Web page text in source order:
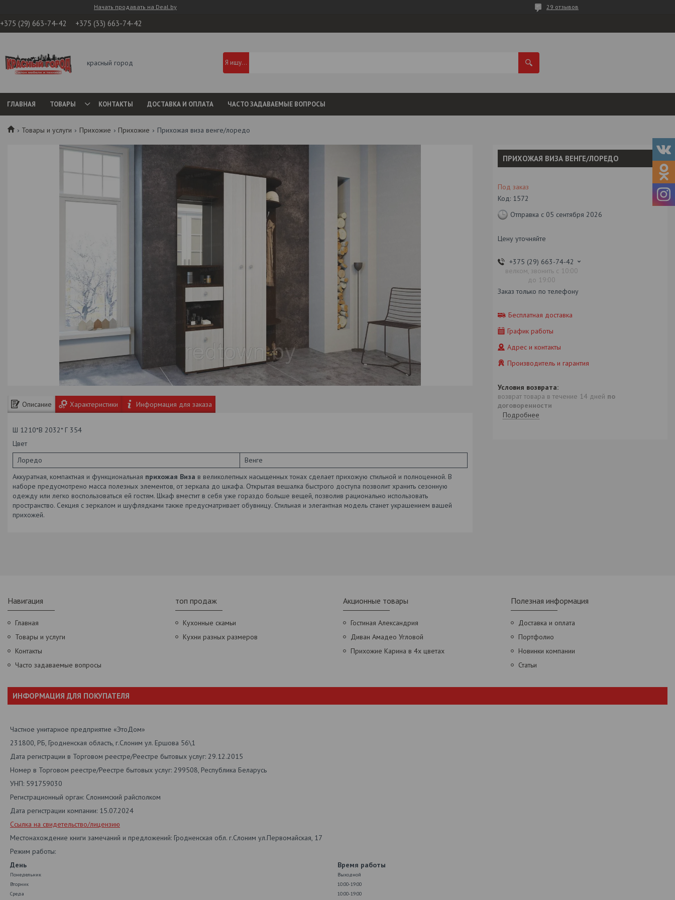
Начать продавать на Deal.by 29 отзывов
+375 (29) 663-74-42 +375 (33) 663-74-42
красный город
ГЛАВНАЯ ТОВАРЫ КОНТАКТЫ ДОСТАВКА И ОПЛАТА ЧАСТО ЗАДАВАЕМЫЕ ВОПРОСЫ
Товары и услуги Прихожие Прихожие Прихожая виза венге/лоредо
Описание Характеристики Информация для заказа
Ш 1210*В 2032* Г 354
Цвет
Лоредо
Венге
Аккуратная, компактная и функциональная прихожая Виза в великолепных насыщенных тонах сделает прихожую стильной и полноценной. В
наборе предусмотрено масса полезных элементов, от зеркала до шкафа. Открытая вешалка быстрого доступа позволит хранить сезонную
одежду или легко воспользоваться ей гостям. Шкаф вместит в себя уже гораздо больше вещей, позволив рационально использовать
пространство. Секция с зеркалом и шуфлядками также предусматривает обувницу. Стильная и элегантная модель станет украшением вашей
прихожей.
ПРИХОЖАЯ ВИЗА ВЕНГЕ/ЛОРЕДО
Под заказ
Код: 1572
Отправка с 05 сентября 2026
Цену уточняйте
+375 (29) 663-74-42
велком, звонить с 10:00
до 19:00
Заказ только по телефону
Бесплатная доставка
График работы
Адрес и контакты
Производитель и гарантия
возврат товара в течение 14 дней по
договоренности
Подробнее
Навигация
Главная
Товары и услуги
Контакты
Часто задаваемые вопросы
топ продаж
Кухонные скамьи
Кухни разных размеров
Акционные товары
Гостиная Александрия
Диван Амадео Угловой
Прихожие Карина в 4х цветах
Полезная информация
Доставка и оплата
Портфолио
Новинки компании
Статьи
ИНФОРМАЦИЯ ДЛЯ ПОКУПАТЕЛЯ
Частное унитарное предприятие «ЭтоДом»
231800, РБ, Гродненская область, г.Слоним ул. Ершова 56\1
Дата регистрации в Торговом реестре/Реестре бытовых услуг: 29.12.2015
Номер в Торговом реестре/Реестре бытовых услуг: 299508, Республика Беларусь
УНП: 591759030
Регистрационный орган: Слонимский райсполком
Дата регистрации компании: 15.07.2024
Ссылка на свидетельство/лицензию
Местонахождение книги замечаний и предложений: Гродненская обл. г.Слоним ул.Первомайская, 17
Режим работы:
День
Время работы
Понедельник
Выходной
Вторник
10:00-19:00
Среда
10:00-19:00